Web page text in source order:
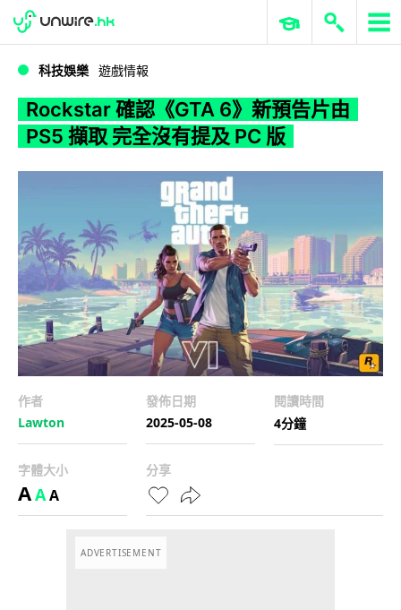
WWDC 2026 ERP 與商業 AI
科技娛樂 遊戲情報
Rockstar 確認《GTA 6》新預告片由
PS5 擷取 完全沒有提及 PC 版
作者
Lawton
發佈日期
2025-05-08
閱讀時間
4分鐘
字體大小
AAA
分享
ADVERTISEMENT